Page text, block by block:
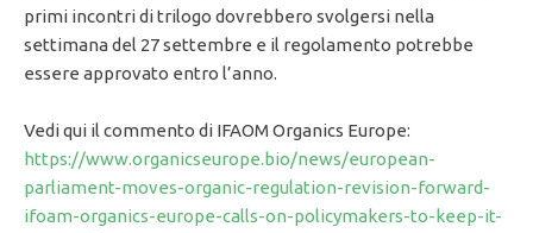
primi incontri di trilogo dovrebbero svolgersi nella
settimana del 27 settembre e il regolamento potrebbe
essere approvato entro l’anno.
Vedi qui il commento di IFAOM Organics Europe:
https://www.organicseurope.bio/news/european-
parliament-moves-organic-regulation-revision-forward-
ifoam-organics-europe-calls-on-policymakers-to-keep-it-